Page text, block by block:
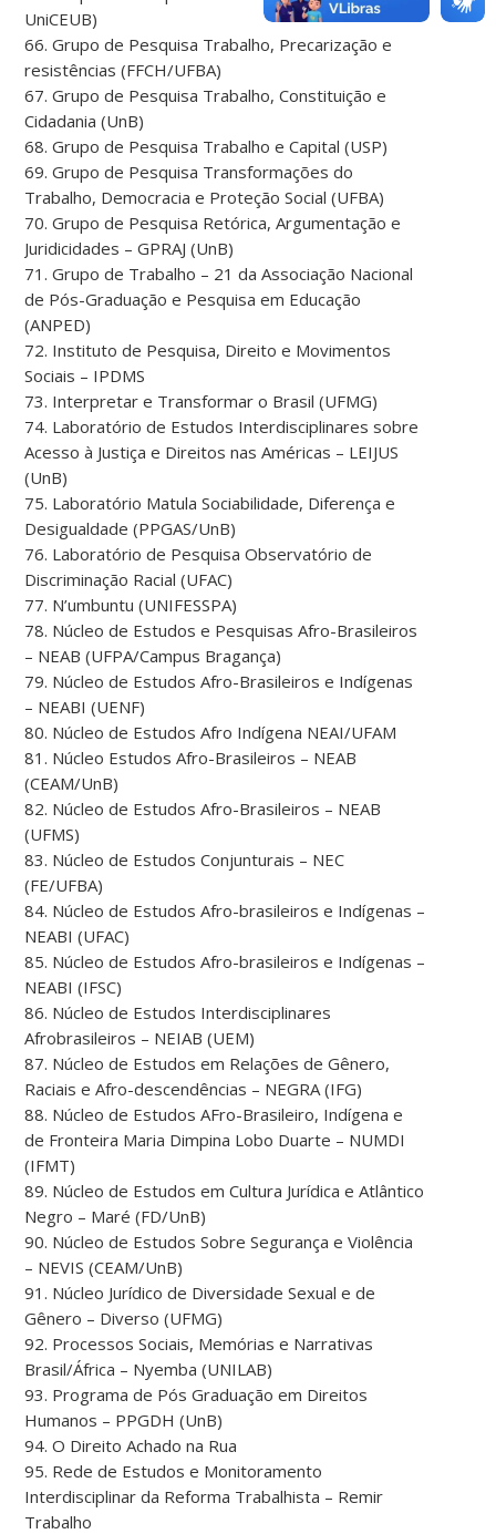
UniCEUB)
66. Grupo de Pesquisa Trabalho, Precarização e
resistências (FFCH/UFBA)
67. Grupo de Pesquisa Trabalho, Constituição e
Cidadania (UnB)
68. Grupo de Pesquisa Trabalho e Capital (USP)
69. Grupo de Pesquisa Transformações do
Trabalho, Democracia e Proteção Social (UFBA)
70. Grupo de Pesquisa Retórica, Argumentação e
Juridicidades – GPRAJ (UnB)
71. Grupo de Trabalho – 21 da Associação Nacional
de Pós-Graduação e Pesquisa em Educação
(ANPED)
72. Instituto de Pesquisa, Direito e Movimentos
Sociais – IPDMS
73. Interpretar e Transformar o Brasil (UFMG)
74. Laboratório de Estudos Interdisciplinares sobre
Acesso à Justiça e Direitos nas Américas – LEIJUS
(UnB)
75. Laboratório Matula Sociabilidade, Diferença e
Desigualdade (PPGAS/UnB)
76. Laboratório de Pesquisa Observatório de
Discriminação Racial (UFAC)
77. N’umbuntu (UNIFESSPA)
78. Núcleo de Estudos e Pesquisas Afro-Brasileiros
– NEAB (UFPA/Campus Bragança)
79. Núcleo de Estudos Afro-Brasileiros e Indígenas
– NEABI (UENF)
80. Núcleo de Estudos Afro Indígena NEAI/UFAM
81. Núcleo Estudos Afro-Brasileiros – NEAB
(CEAM/UnB)
82. Núcleo de Estudos Afro-Brasileiros – NEAB
(UFMS)
83. Núcleo de Estudos Conjunturais – NEC
(FE/UFBA)
84. Núcleo de Estudos Afro-brasileiros e Indígenas –
NEABI (UFAC)
85. Núcleo de Estudos Afro-brasileiros e Indígenas –
NEABI (IFSC)
86. Núcleo de Estudos Interdisciplinares
Afrobrasileiros – NEIAB (UEM)
87. Núcleo de Estudos em Relações de Gênero,
Raciais e Afro-descendências – NEGRA (IFG)
88. Núcleo de Estudos AFro-Brasileiro, Indígena e
de Fronteira Maria Dimpina Lobo Duarte – NUMDI
(IFMT)
89. Núcleo de Estudos em Cultura Jurídica e Atlântico
Negro – Maré (FD/UnB)
90. Núcleo de Estudos Sobre Segurança e Violência
– NEVIS (CEAM/UnB)
91. Núcleo Jurídico de Diversidade Sexual e de
Gênero – Diverso (UFMG)
92. Processos Sociais, Memórias e Narrativas
Brasil/África – Nyemba (UNILAB)
93. Programa de Pós Graduação em Direitos
Humanos – PPGDH (UnB)
94. O Direito Achado na Rua
95. Rede de Estudos e Monitoramento
Interdisciplinar da Reforma Trabalhista – Remir
Trabalho